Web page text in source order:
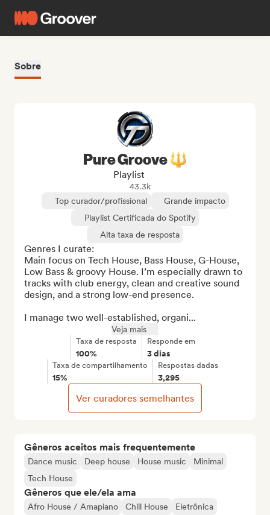
Sobre
Gêneros aceitos mais frequentemente
Dance music Deep house House music
Minimal
Tech House
Gêneros que ele/ela ama
Afro House / Amapiano Chill House
Eletrônica
Pure Groove 🔱
Playlist
43.3k
Top curador/profissional
Grande impacto
Playlist Certificada do Spotify
Alta taxa de resposta
Genres I curate:
Main focus on Tech House, Bass House, G-House,
Low Bass & groovy House. I’m especially drawn to
tracks with club energy, clean and creative sound
design, and a strong low-end presence.
I manage two well-established, organi...
Veja mais
Taxa de resposta
100%
Responde em
3 dias
Taxa de compartilhamento
15%
Respostas dadas
3,295
Ver curadores semelhantes